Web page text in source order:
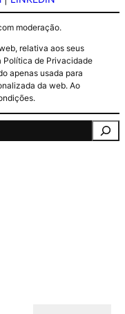
moderação.
relativa aos seus
Política de Privacidade
apenas usada para
da web. Ao